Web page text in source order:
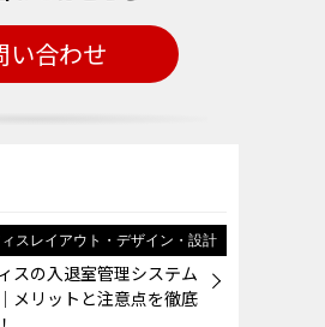
い合わせ
スレイアウト・デザイン・設計
スの入退室管理システム
メリットと注意点を徹底